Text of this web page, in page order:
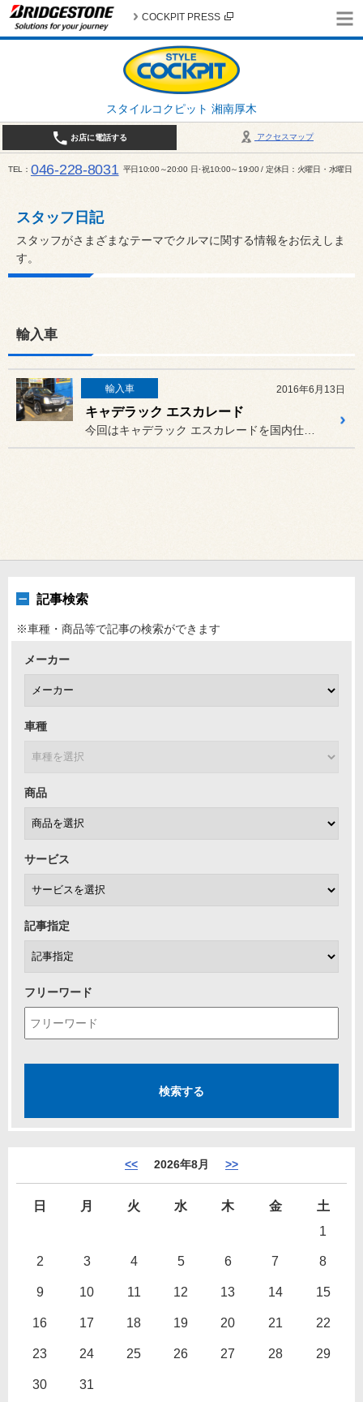
スタイルコクピット 湘南厚木
COCKPIT PRESS
アクセスマップ
お店に電話する
TEL 046-228-8031 平日10:00～20:00 日･祝10:00～19:00 / 定休日：火曜日・水曜日
スタッフ日記
スタッフがさまざまなテーマでクルマに関する情報をお伝えしま
す。
輸入車
輸入車 2016年6月13日
キャデラック エスカレード
記事検索
※車種・商品等で記事の検索ができます
メーカー
車種
商品
サービス
記事指定
フリーワード
<< 2026年8月 >>
日 月 火 水 木 金
土
1
2 3 4 5 6 7 8
9 10 11 12 13 14 15
16 17 18 19 20 21 22
23 24 25 26 27 28 29
30 31